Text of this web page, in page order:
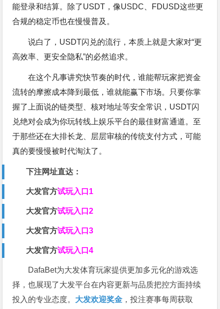
能登录和结算。除了USDT，像USDC、FDUSD这些更
合规的稳定币也在慢慢普及。
说白了，USDT闪兑的流行，本质上就是大家对“更
高效率、更安全隐私”的必然追求。
在这个凡事讲究快节奏的时代，谁能帮玩家把资金
流转的摩擦成本降到最低，谁就能赢下市场。只要你掌
握了上面说的链类型、核对地址等安全常识，USDT闪
兑绝对会成为你玩转线上娱乐平台的最佳财富通道。至
于那些还在大排长龙、层层审核的传统支付方式，可能
真的要慢慢被时代淘汰了。
下注网址直达：
大发官方试玩入口1
大发官方试玩入口2
大发官方试玩入口3
大发官方试玩入口4
DafaBet为大发体育玩家提供更加多元化的游戏选
择，也展现了大发平台在内容更新与品质把控方面持续
投入的专业态度。 大发欢迎奖金 ，投注赛事每周获取